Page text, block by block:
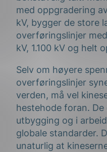
med oppgradering
kV, bygger de store
overføringslinjer
kV, 1.100 kV og helt
Selv om høyere
overføringslinjer
verden, må vel
hestehode foran.
utbygging og i
globale standarder.
unaturlig at